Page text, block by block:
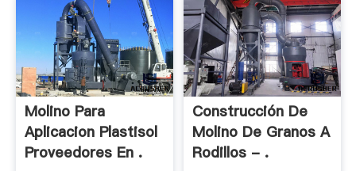
Molino Para
Aplicacion Plastisol
Proveedores En .
Construcción De
Molino De Granos A
Rodillos - .